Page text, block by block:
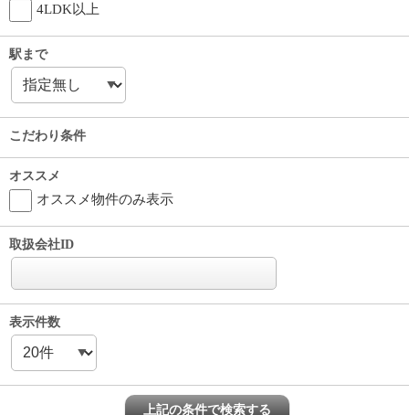
4LDK以上
駅まで
こだわり条件
オススメ
オススメ物件のみ表示
取扱会社ID
表示件数